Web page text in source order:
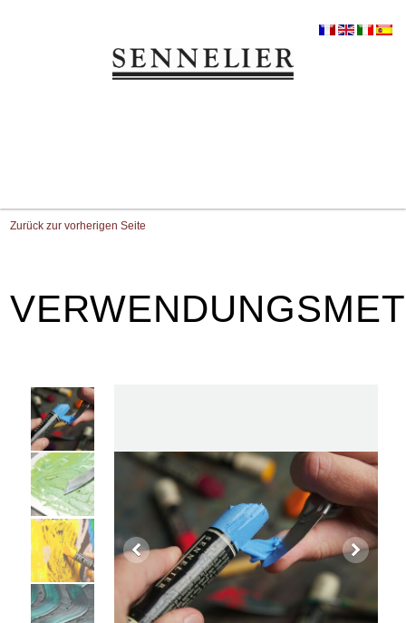
Zurück zur vorherigen Seite